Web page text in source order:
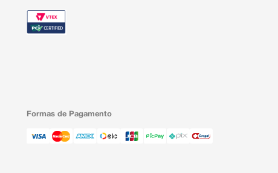
Formas de Pagamento